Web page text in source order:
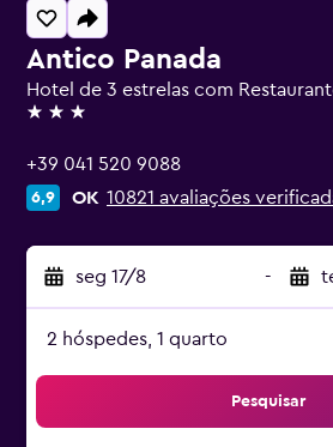
Antico Panada
Hotel de 3 estrelas com
3 estrelas
+39 041 520 9088
6,9 OK 10821 avaliações
seg 17/8 -
2 hóspedes, 1 quarto
Pesquisar